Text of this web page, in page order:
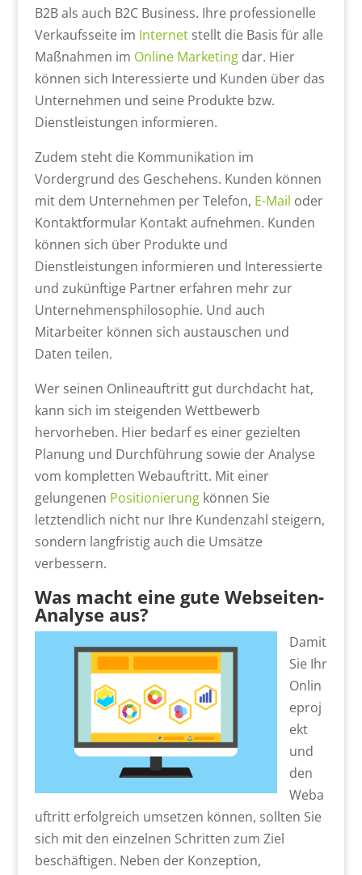
B2B als auch B2C Business. Ihre professionelle
Verkaufsseite im Internetstellt die Basis für alle
Maßnahmen im Online Marketingdar. Hier
können sich Interessierte und Kunden über das
Unternehmen und seine Produkte bzw.
Dienstleistungen informieren.
Zudem steht die Kommunikation im
Vordergrund des Geschehens. Kunden können
mit dem Unternehmen per Telefon, E-Mail oder
Kontaktformular Kontakt aufnehmen. Kunden
können sich über Produkte und
Dienstleistungen informieren und Interessierte
und zukünftige Partner erfahren mehr zur
Unternehmensphilosophie. Und auch
Mitarbeiter können sich austauschen und
Daten teilen.
Wer seinen Onlineauftritt gut durchdacht hat,
kann sich im steigenden Wettbewerb
hervorheben. Hier bedarf es einer gezielten
Planung und Durchführung sowie der Analyse
vom kompletten Webauftritt. Mit einer
gelungenen Positionierungkönnen Sie
letztendlich nicht nur Ihre Kundenzahl steigern,
sondern langfristig auch die Umsätze
verbessern.
Was macht eine gute Webseiten-
Analyse aus?
Damit
Sie Ihr
Onlin
eproj
ekt
und
den
Weba
uftritt erfolgreich umsetzen können, sollten Sie
sich mit den einzelnen Schritten zum Ziel
beschäftigen. Neben der Konzeption,